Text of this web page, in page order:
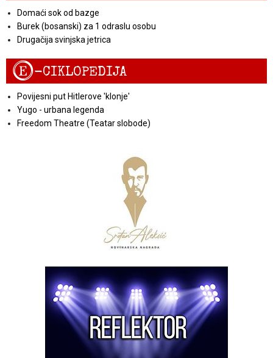
Domaći sok od bazge
Burek (bosanski) za 1 odraslu osobu
Drugačija svinjska jetrica
E-CIKLOPEDIJA
Povijesni put Hitlerove 'klonje'
Yugo - urbana legenda
Freedom Theatre (Teatar slobode)